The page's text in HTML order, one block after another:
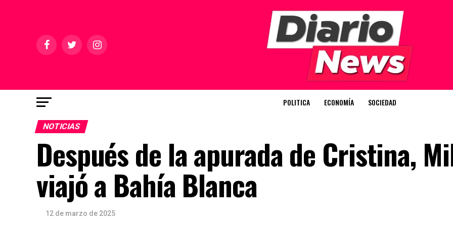
POLITICA ECONOMÍA SOCIEDAD
NOTICIAS
Después de la apurada de Cristina,
viajó a Bahía Blanca
12 de marzo de 2025